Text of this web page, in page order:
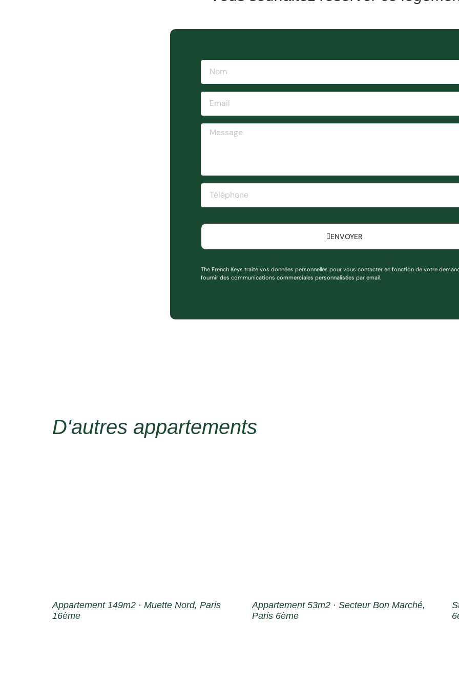
ENVOYER
The French Keys traite vos données personnelles pour vous contacter en fonction de votre
fournir des communications commerciales personnalisées par email.
D'autres appartements
Appartement 149m2 · Muette Nord, Paris
16ème
Appartement 53m2 · Secteur Bon Marché,
Paris 6ème